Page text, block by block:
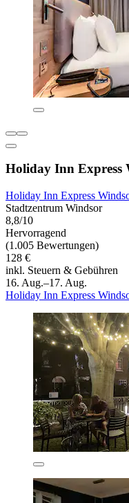
Holiday Inn Express
Holiday Inn Express
Stadtzentrum Windsor
8,8/10
Hervorragend
(1.005 Bewertungen)
128 €
inkl. Steuern & Gebühren
16. Aug.–17. Aug.
Holiday Inn Express